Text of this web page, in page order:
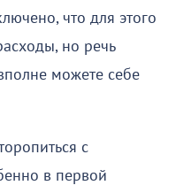
что для этого
но речь
можете себе
с
в первой